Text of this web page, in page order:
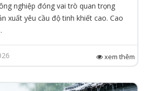
nghiệp đóng vai trò quan trọng
xuất yêu cầu độ tinh khiết cao. Cao
xem thêm